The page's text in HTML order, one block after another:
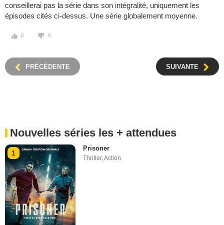
conseillerai pas la série dans son intégralité, uniquement les
épisodes cités ci-dessus. Une série globalement moyenne.
0 0
PRÉCÉDENTE SUIVANTE
Nouvelles séries les + attendues
1
Prisoner
Thriller,Action